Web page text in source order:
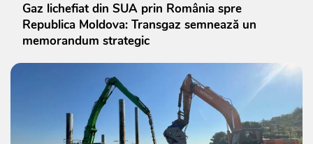
Gaz lichefiat din SUA prin România spre
Republica Moldova: Transgaz semnează un
memorandum strategic